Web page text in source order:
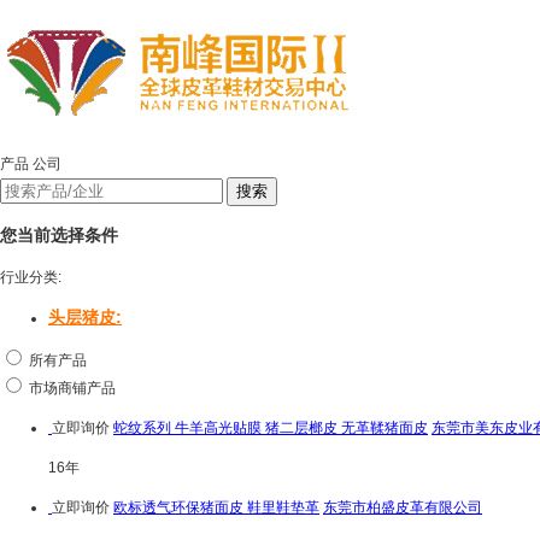
产品 公司
您当前选择条件
行业分类:
头层猪皮:
所有产品
市场商铺产品
立即询价 蛇纹系列 牛羊高光贴膜 猪二层榔皮 无革鞣猪面皮 东莞市美东皮业
16年
立即询价 欧标透气环保猪面皮 鞋里鞋垫革 东莞市柏盛皮革有限公司